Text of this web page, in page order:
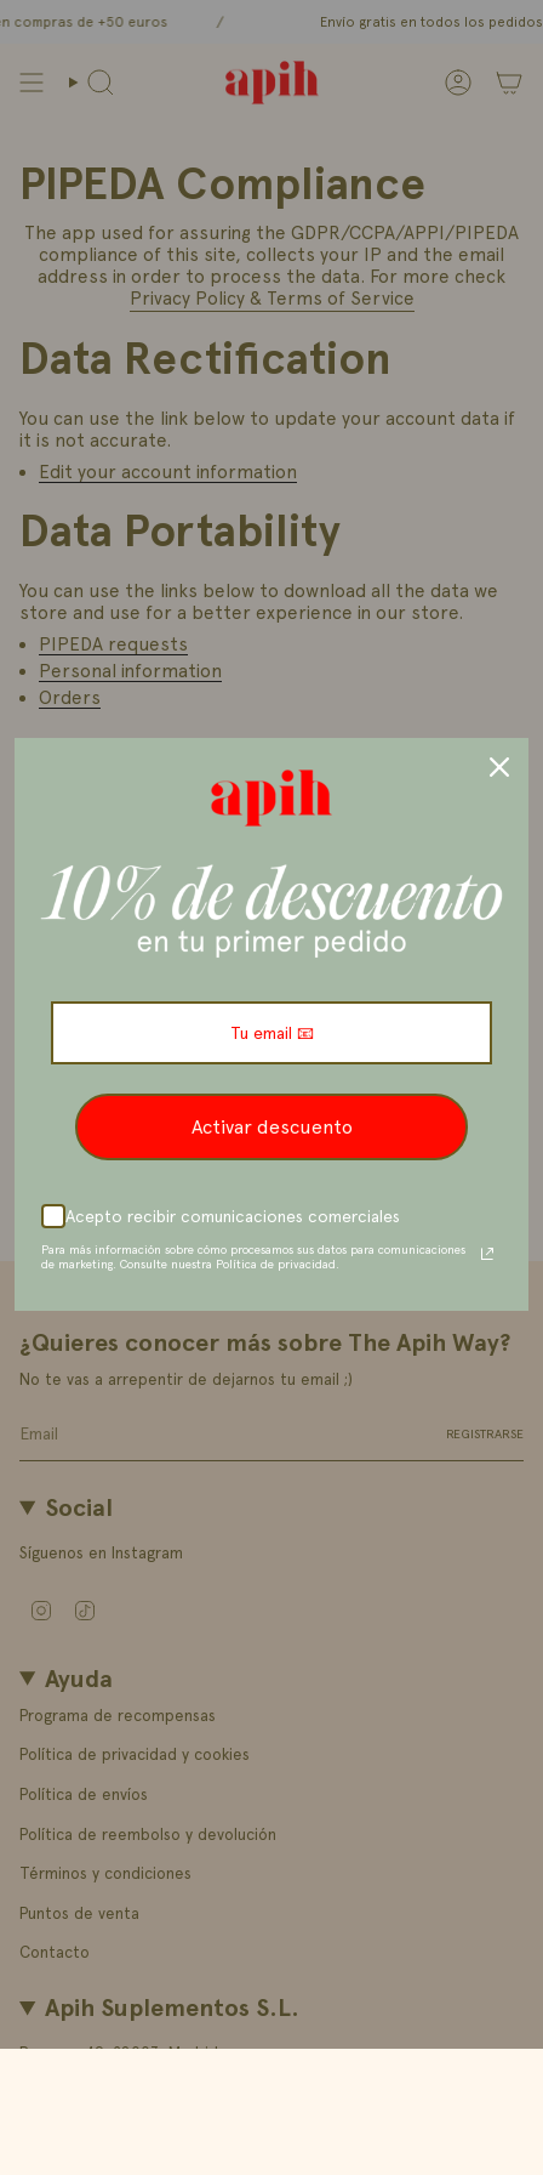
al
de +50 euros Envío gratis en todos los
Búsqueda Cuenta
PIPEDA Compliance
The app used for assuring the GDPR/CCPA/APPI/PIPEDA
compliance of this site, collects your IP and the email
address in order to process the data. For more check
Privacy Policy & Terms of Service
Data Rectification
You can use the link below to update your account data if
it is not accurate.
Edit your account information
Data Portability
You can use the links below to download all the data we
store and use for a better experience in our store.
PIPEDA requests
Personal information
Orders
Access to Personal Data
You can use the link below to request a report which will
Request a report
¿Quieres conocer más sobre The Apih Way?
No te vas a arrepentir de dejarnos tu email ;)
REGISTRARSE
Social
Síguenos en Instagram
Instagram
Ayuda
Programa de recompensas
Política de privacidad y cookies
Política de envíos
Política de reembolso y devolución
Términos y condiciones
Puntos de venta
Contacto
Apih Suplementos S.L.
Ponzano 49, 28003, Madrid.
Activar descuento
Acepto recibir comunicaciones comerciales
Para más información sobre cómo procesamos sus datos para comunicaciones
de marketing. Consulte nuestra Política de privacidad.